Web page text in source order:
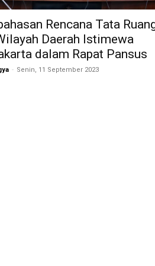
Rencana Tata
Daerah Istimewa
dalam Rapat Pansus
- Senin, 11 September 2023